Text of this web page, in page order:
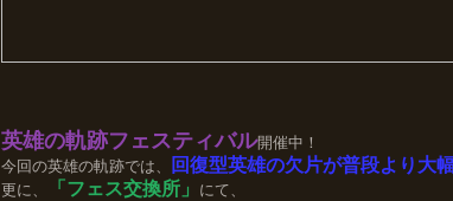
英雄の軌跡フェスティバル開催中！
今回の英雄の軌跡では、
回復型英雄の欠片が普段より大
更に、 「フェス交換所」
にて、